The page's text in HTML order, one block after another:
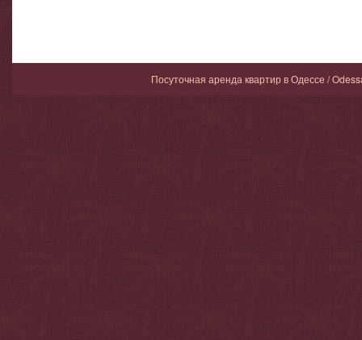
Посуточная аренда квартир в Одессе /